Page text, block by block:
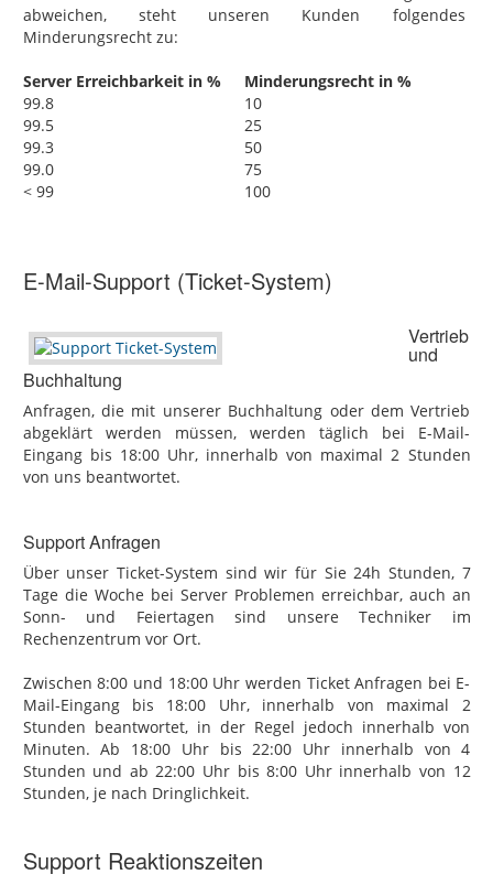
abweichen, steht unseren Kunden folgendes
Minderungsrecht zu:
Server Erreichbarkeit in %
Minderungsrecht in %
99.8
10
99.5
25
99.3
50
99.0
75
< 99
100
E-Mail-Support (Ticket-System)
Vertrieb
und
Buchhaltung
Anfragen, die mit unserer Buchhaltung oder dem Vertrieb
abgeklärt werden müssen, werden täglich bei E-Mail-
Eingang bis 18:00 Uhr, innerhalb von maximal 2 Stunden
von uns beantwortet.
Support Anfragen
Über unser Ticket-System sind wir für Sie 24h Stunden, 7
Tage die Woche bei Server Problemen erreichbar, auch an
Sonn- und Feiertagen sind unsere Techniker im
Rechenzentrum vor Ort.
Zwischen 8:00 und 18:00 Uhr werden Ticket Anfragen bei E-
Mail-Eingang bis 18:00 Uhr, innerhalb von maximal 2
Stunden beantwortet, in der Regel jedoch innerhalb von
Minuten. Ab 18:00 Uhr bis 22:00 Uhr innerhalb von 4
Stunden und ab 22:00 Uhr bis 8:00 Uhr innerhalb von 12
Stunden, je nach Dringlichkeit.
Support Reaktionszeiten